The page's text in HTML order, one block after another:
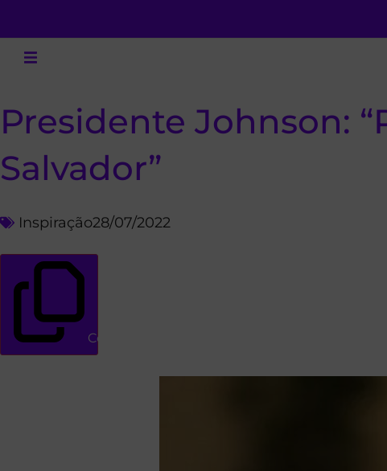
Presidente Johnson:
Salvador”
Inspiração28/07/2022
Copiar link